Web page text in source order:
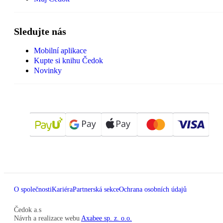
Sledujte nás
Mobilní aplikace
Kupte si knihu Čedok
Novinky
O společnostiKariéraPartnerská sekceOchrana osobních údajů
Čedok a.s
Návrh a realizace webu Axabee sp. z. o.o.